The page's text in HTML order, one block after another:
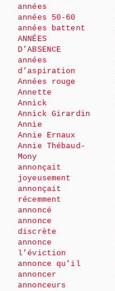
années
années 50-60
années battent
ANNÉES
D’ABSENCE
années
d’aspiration
Années rouge
Annette
Annick
Annick Girardin
Annie
Annie Ernaux
Annie Thébaud-
Mony
annonçait
joyeusement
annonçait
récemment
annoncé
annonce
discrète
annonce
l’éviction
annonce qu’il
annoncer
annonceurs